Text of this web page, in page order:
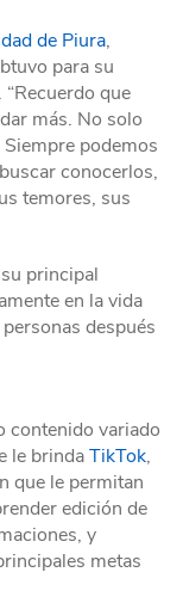
de Piura,
para su
que
más. No solo
podemos
conocerlos,
temores, sus
principal
en la vida
después
contenido variado
le brindaTikTok,
que le permitan
edición de
y
metas